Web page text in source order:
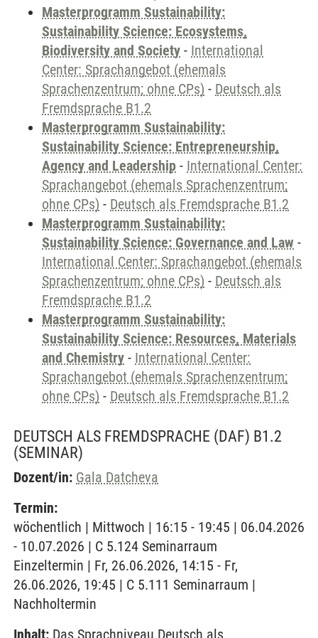
Masterprogramm Sustainability:
Sustainability Science: Ecosystems,
Biodiversity and Society - International
Center: Sprachangebot (ehemals
Sprachenzentrum; ohne CPs) - Deutsch als
Fremdsprache B1.2
Masterprogramm Sustainability:
Sustainability Science: Entrepreneurship,
Agency and Leadership - International Center:
Sprachangebot (ehemals Sprachenzentrum;
ohne CPs) - Deutsch als Fremdsprache B1.2
Masterprogramm Sustainability:
Sustainability Science: Governance and Law -
International Center: Sprachangebot (ehemals
Sprachenzentrum; ohne CPs) - Deutsch als
Fremdsprache B1.2
Masterprogramm Sustainability:
Sustainability Science: Resources, Materials
and Chemistry - International Center:
Sprachangebot (ehemals Sprachenzentrum;
ohne CPs) - Deutsch als Fremdsprache B1.2
DEUTSCH ALS FREMDSPRACHE (DAF) B1.2
(SEMINAR)
Dozent/in: Gala Datcheva
Termin:
wöchentlich | Mittwoch | 16:15 - 19:45 | 06.04.2026
- 10.07.2026 | C 5.124 Seminarraum
Einzeltermin | Fr, 26.06.2026, 14:15 - Fr,
26.06.2026, 19:45 | C 5.111 Seminarraum |
Nachholtermin
Inhalt: Das Sprachniveau Deutsch als